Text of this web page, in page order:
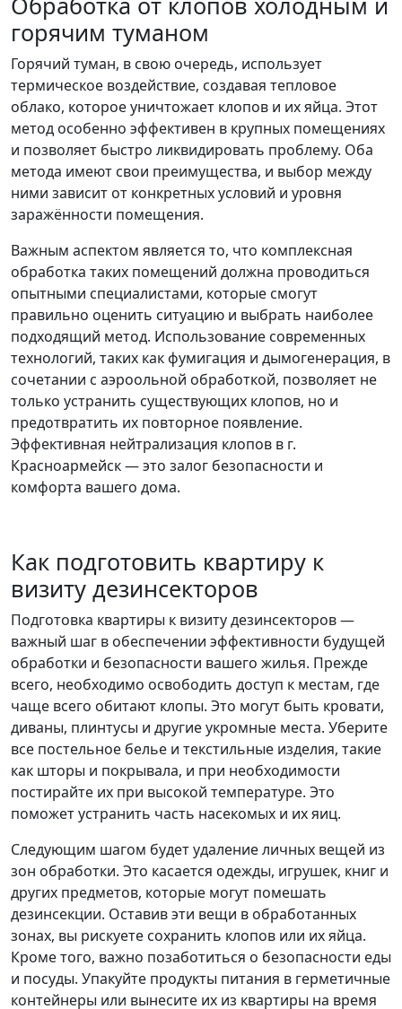
горячим туманом
Горячий туман, в свою очередь, использует
термическое воздействие, создавая тепловое
облако, которое уничтожает клопов и их яйца. Этот
метод особенно эффективен в крупных помещениях
и позволяет быстро ликвидировать проблему. Оба
метода имеют свои преимущества, и выбор между
ними зависит от конкретных условий и уровня
заражённости помещения.
Важным аспектом является то, что комплексная
обработка таких помещений должна проводиться
опытными специалистами, которые смогут
правильно оценить ситуацию и выбрать наиболее
подходящий метод. Использование современных
технологий, таких как фумигация и дымогенерация, в
сочетании с аэроольной обработкой, позволяет не
только устранить существующих клопов, но и
предотвратить их повторное появление.
Эффективная нейтрализация клопов в г.
Красноармейск — это залог безопасности и
комфорта вашего дома.
Как подготовить квартиру к
визиту дезинсекторов
Подготовка квартиры к визиту дезинсекторов —
важный шаг в обеспечении эффективности будущей
обработки и безопасности вашего жилья. Прежде
всего, необходимо освободить доступ к местам, где
чаще всего обитают клопы. Это могут быть кровати,
диваны, плинтусы и другие укромные места. Уберите
все постельное белье и текстильные изделия, такие
как шторы и покрывала, и при необходимости
постирайте их при высокой температуре. Это
поможет устранить часть насекомых и их яиц.
Следующим шагом будет удаление личных вещей из
зон обработки. Это касается одежды, игрушек, книг и
других предметов, которые могут помешать
дезинсекции. Оставив эти вещи в обработанных
зонах, вы рискуете сохранить клопов или их яйца.
Кроме того, важно позаботиться о безопасности еды
и посуды. Упакуйте продукты питания в герметичные
контейнеры или вынесите их из квартиры на время